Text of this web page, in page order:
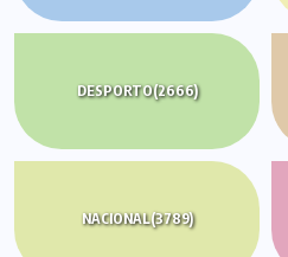
DESPORTO(2666)
NACIONAL(3789)